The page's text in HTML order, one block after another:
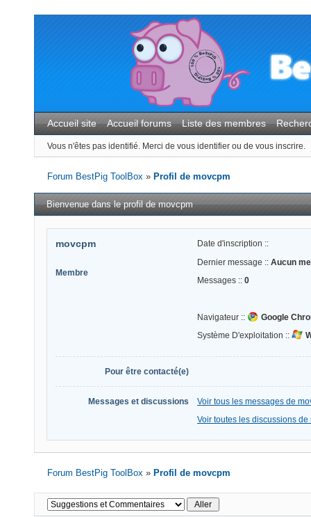
Accueil site Accueil forums Liste des membres
Vous n'êtes pas identifié. Merci de vous identifier ou de vous inscrire.
Forum BestPig ToolBox » Profil de movcpm
Bienvenue dans le profil de movcpm
movcpm
Membre
Date d'inscription ::
Dernier message :: Aucun
Messages :: 0
Navigateur ::
Google
Système D'exploitation ::
Pour être contacté(e)
Messages et discussions
Voir tous les messages de
Voir toutes les discussions de
Forum BestPig ToolBox » Profil de movcpm